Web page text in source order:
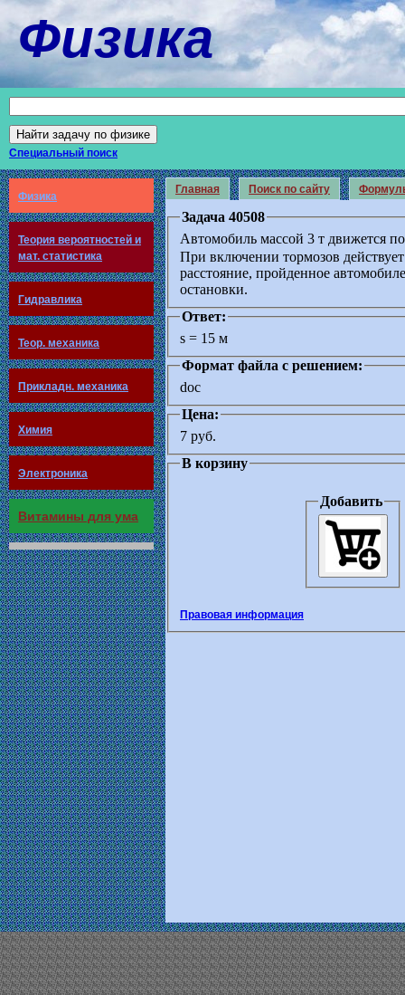
Физика
Специальный поиск
Физика
Теория вероятностей и
мат. статистика
Гидравлика
Теор. механика
Прикладн. механика
Химия
Электроника
Витамины для ума
Главная Поиск по сайту
Задача 40508
Автомобиль массой 3 т движется
При включении тормозов
расстояние, пройденное
остановки.
Ответ:
s = 15 м
Формат файла с решением:
doc
Цена:
7 руб.
В корзину
Добавить
Правовая информация